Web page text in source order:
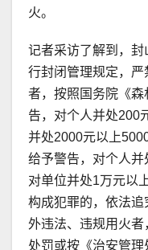
火。
记者采访了解到，
行封闭管理规定，
者，按照国务院《
告，对个人并处200
并处2000元以上
给予警告，对个人并
对单位并处1万元以
构成犯罪的，依法
外违法、违规用火
处罚或按《治安管